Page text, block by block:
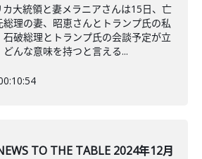
カ大統領と妻メラニアさんは15日、亡
総理の妻、昭恵さんとトランプ氏の私
破総理とトランプ氏の会談予定が立
んな意味を持つと言える...
TO THE TABLE 2024年12月